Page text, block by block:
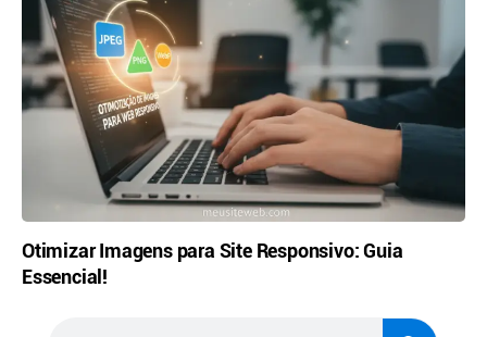
Otimizar Imagens para Site Responsivo: Guia
Essencial!